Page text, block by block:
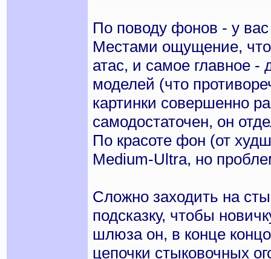
По поводу фонов - у
Местами ощущение, что
атас, и самое главное
моделей (что
картинки совершенно
самодостаточен, он
По красоте фон (от
Medium-Ultra, но
Сложно заходить на
подсказку, чтобы
шлюза он, в конце
цепочки стыковочных